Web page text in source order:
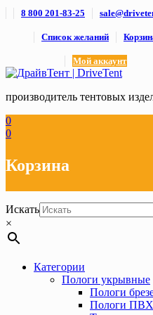
Skip8 800 201-83-25
Список желаний
Мой аккаунт
производитель тентовых
0
0
Корзина
Искать
×
Категории
Пологи укрывные
Пологи
Пологи ПВХ